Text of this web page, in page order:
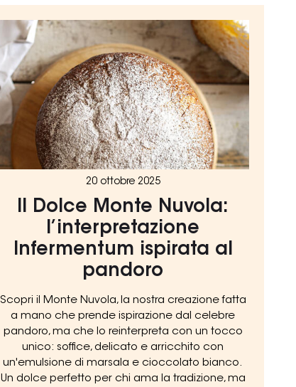
20 ottobre 2025
Il Dolce Monte Nuvola:
l’interpretazione
Infermentum ispirata al
pandoro
Scopri il Monte Nuvola, la nostra creazione fatta
a mano che prende ispirazione dal celebre
pandoro, ma che lo reinterpreta con un tocco
unico: soffice, delicato e arricchito con
un'emulsione di marsala e cioccolato bianco.
Un dolce perfetto per chi ama la tradizione, ma